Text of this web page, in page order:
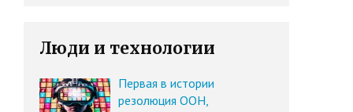
Люди и технологии
Первая в истории
резолюция ООН,